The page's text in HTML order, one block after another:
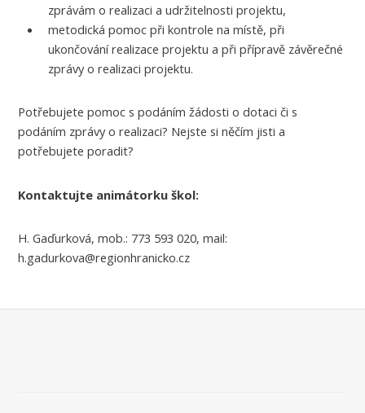
zprávám o realizaci a udržitelnosti projektu,
metodická pomoc při kontrole na místě, při
ukončování realizace projektu a při přípravě závěrečné
zprávy o realizaci projektu.
Potřebujete pomoc s podáním žádosti o dotaci či s
podáním zprávy o realizaci? Nejste si něčím jisti a
potřebujete poradit?
Kontaktujte animátorku škol:
H. Gaďurková, mob.: 773 593 020, mail:
h.gadurkova@regionhranicko.cz